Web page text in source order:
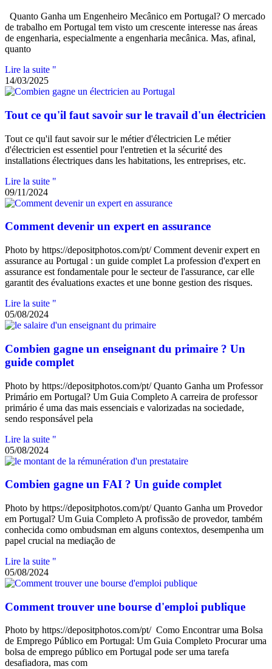
Quanto Ganha um Engenheiro Mecânico em Portugal? O mercado
de trabalho em Portugal tem visto um crescente interesse nas áreas
de engenharia, especialmente a engenharia mecânica. Mas, afinal,
quanto
Lire la suite "
14/03/2025
Tout ce qu'il faut savoir sur le travail d'un électricien
Tout ce qu'il faut savoir sur le métier d'électricien Le métier
d'électricien est essentiel pour l'entretien et la sécurité des
installations électriques dans les habitations, les entreprises, etc.
Lire la suite "
09/11/2024
Comment devenir un expert en assurance
Photo by https://depositphotos.com/pt/ Comment devenir expert en
assurance au Portugal : un guide complet La profession d'expert en
assurance est fondamentale pour le secteur de l'assurance, car elle
garantit des évaluations exactes et une bonne gestion des risques.
Lire la suite "
05/08/2024
Combien gagne un enseignant du primaire ? Un
guide complet
Photo by https://depositphotos.com/pt/ Quanto Ganha um Professor
Primário em Portugal? Um Guia Completo A carreira de professor
primário é uma das mais essenciais e valorizadas na sociedade,
sendo responsável pela
Lire la suite "
05/08/2024
Combien gagne un FAI ? Un guide complet
Photo by https://depositphotos.com/pt/ Quanto Ganha um Provedor
em Portugal? Um Guia Completo A profissão de provedor, também
conhecida como ombudsman em alguns contextos, desempenha um
papel crucial na mediação de
Lire la suite "
05/08/2024
Comment trouver une bourse d'emploi publique
Photo by https://depositphotos.com/pt/ Como Encontrar uma Bolsa
de Emprego Público em Portugal: Um Guia Completo Procurar uma
bolsa de emprego público em Portugal pode ser uma tarefa
desafiadora, mas com